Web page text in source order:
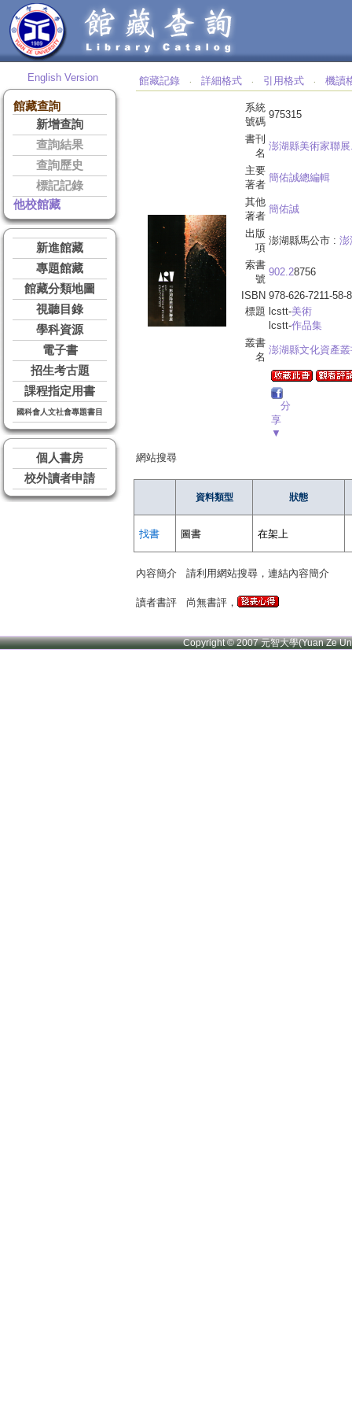
English Version
館藏查詢
新增查詢
查詢結果
查詢歷史
標記記錄
他校館藏
新進館藏
專題館藏
館藏分類地圖
視聽目錄
學科資源
電子書
招生考古題
課程指定用書
國科會人文社會專題書目
個人書房
校外讀者申請
館藏記錄 ‧ 詳細格式 ‧ 引用格式 ‧ 機讀
系統
號碼
975315
書刊
名
澎湖縣美術家聯
主要
著者
簡佑誠總編輯
其他
著者
簡佑誠
出版
項
澎湖縣馬公市 : 澎
索書
號
902.28756
ISBN 978-626-7211-58-8
標題 lcstt-美術
lcstt-作品集
叢書
名
澎湖縣文化資產
分
享
▼
網站搜尋
資料類型 狀態
找書 圖書 在架上
內容簡介 請利用網站搜尋，連結內容簡介
讀者書評 尚無書評，
Copyright © 2007 元智大學(Yuan Ze